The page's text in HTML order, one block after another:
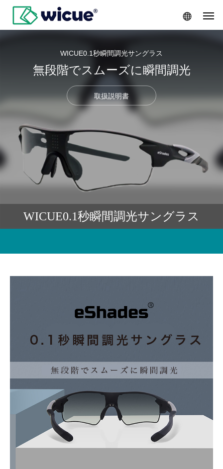
WICUE0.1秒瞬間調光サングラス
無段階でスムーズに瞬間調光
取扱説明書
WICUE0.1秒瞬間調光サングラス